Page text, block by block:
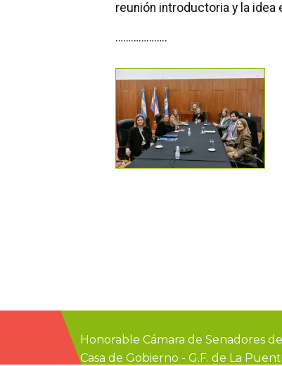
reunión introductoria y la
………………..
Honorable Cámara de Senadores
Casa de Gobierno - G.F. de La